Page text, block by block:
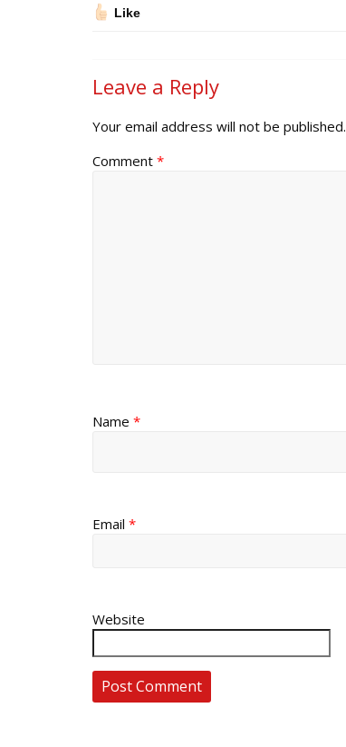
Like
Leave a Reply
Your email address will not be published.
Comment *
Name *
Email *
Website